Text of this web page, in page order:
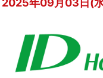
2025年09月03日(